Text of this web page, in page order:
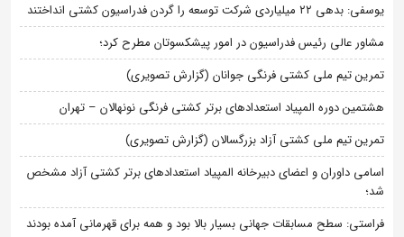
یوسفی: بدهی ۲۲ میلیاردی شرکت توسعه را گردن فدراسیون کشتی انداختند
مشاور عالی رئیس فدراسیون در امور پیشکسوتان مطرح کرد؛
تمرین تیم ملی کشتی فرنگی جوانان (گزارش تصویری)
هشتمین دوره المپیاد استعدادهای برتر کشتی فرنگی نونهالان – تهران
تمرین تیم ملی کشتی آزاد بزرگسالان (گزارش تصویری)
اسامی داوران و اعضای دبیرخانه المپیاد استعدادهای برتر کشتی آزاد مشخص
شد؛
فراستی: سطح مسابقات جهانی بسیار بالا بود و همه برای قهرمانی آمده بودند